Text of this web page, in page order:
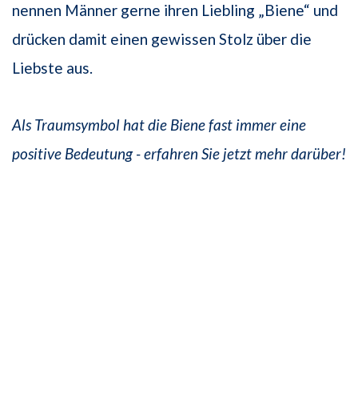
nennen Männer gerne ihren Liebling „Biene“ und
drücken damit einen gewissen Stolz über die
Liebste aus.
Als Traumsymbol hat die Biene fast immer eine
positive Bedeutung - erfahren Sie jetzt mehr darüber!